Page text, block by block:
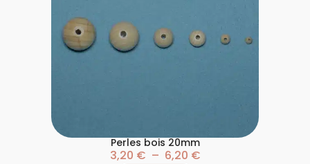
Perles bois 20mm
3,20 € – 6,20 €